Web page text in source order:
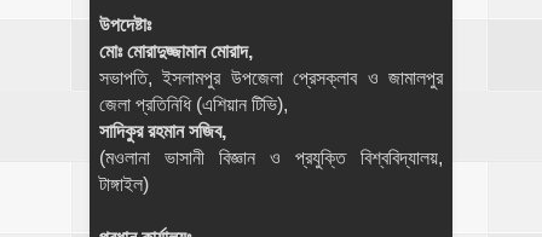
উপদেষ্টাঃ
মোঃ মোরাদুজ্জামান মোরাদ,
সভাপতি, ইসলামপুর উপজেলা প্রেসক্লাব ও জামালপুর
জেলা প্রতিনিধি (এশিয়ান টিভি),
সাদিকুর রহমান সজিব,
(মওলানা ভাসানী বিজ্ঞান ও প্রযুক্তি বিশ্ববিদ্যালয়,
টাঙ্গাইল)